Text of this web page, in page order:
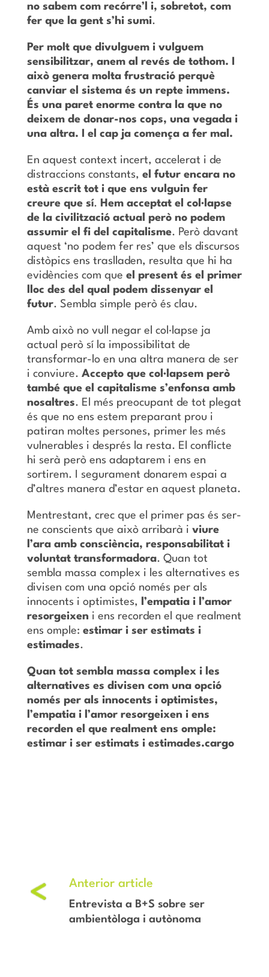
no sabem com recórre’l i, sobretot, com
fer que la gent s’hi sumi.
Per molt que divulguem i vulguem
sensibilitzar, anem al revés de tothom. I
això genera molta frustració perquè
canviar el sistema és un repte immens.
És una paret enorme contra la que no
deixem de donar-nos cops, una vegada i
una altra. I el cap ja comença a fer mal.
En aquest context incert, accelerat i de
distraccions constants, el futur encara no
està escrit tot i que ens vulguin fer
creure que sí. Hem acceptat el col·lapse
de la civilització actual però no podem
assumir el fi del capitalisme. Però davant
aquest ‘no podem fer res’ que els discursos
distòpics ens traslladen, resulta que hi ha
evidències com que el present és el primer
lloc des del qual podem dissenyar el
futur. Sembla simple però és clau.
Amb això no vull negar el col·lapse ja
actual però sí la impossibilitat de
transformar-lo en una altra manera de ser
i conviure. Accepto que col·lapsem però
també que el capitalisme s’enfonsa amb
nosaltres. El més preocupant de tot plegat
és que no ens estem preparant prou i
patiran moltes persones, primer les més
vulnerables i després la resta. El conflicte
hi serà però ens adaptarem i ens en
sortirem. I segurament donarem espai a
d’altres manera d’estar en aquest planeta.
Mentrestant, crec que el primer pas és ser-
ne conscients que això arribarà i viure
l’ara amb consciència, responsabilitat i
voluntat transformadora. Quan tot
sembla massa complex i les alternatives es
divisen com una opció només per als
innocents i optimistes,
l’empatia i l’amor
resorgeixen i ens recorden el que realment
ens omple: estimar i ser estimats i
estimades.
Quan tot sembla massa complex i les
alternatives es divisen com una opció
només per als innocents i optimistes,
l’empatia i l’amor resorgeixen i ens
recorden el que realment ens omple:
estimar i ser estimats i estimades.cargo
Entrevista a B+S sobre ser
ambientòloga i autònoma